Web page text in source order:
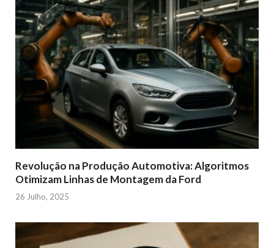
Revolução na Produção Automotiva: Algoritmos
Otimizam Linhas de Montagem da Ford
26 Julho, 2025